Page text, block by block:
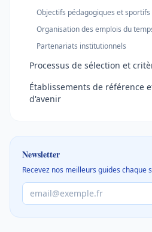
Objectifs pédagogiques et sportifs
Organisation des emplois du
Partenariats institutionnels
Processus de sélection et
Établissements de référence
d'avenir
Newsletter
Recevez nos meilleurs guides chaque